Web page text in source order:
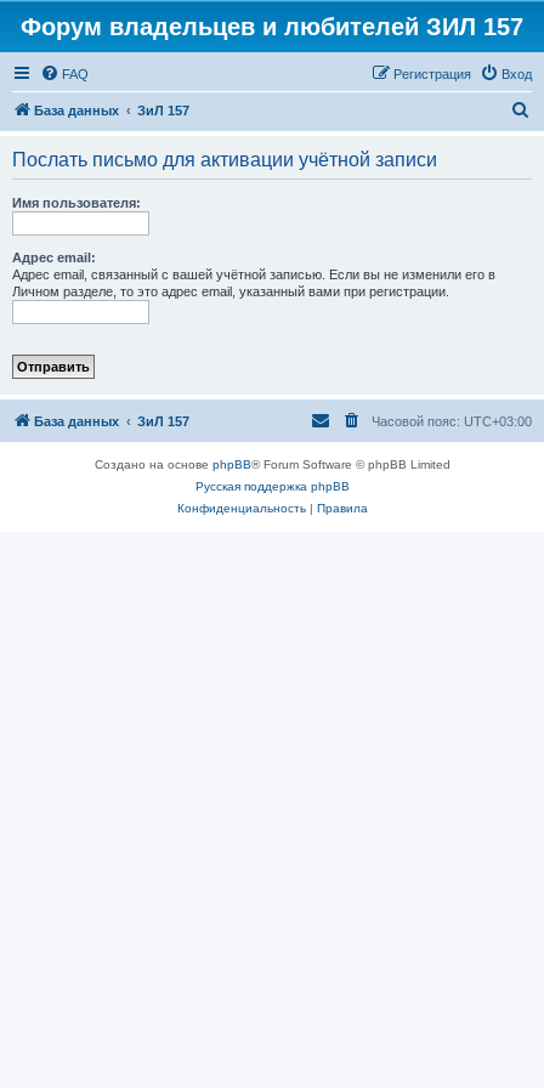
Форум владельцев и любителей ЗИЛ 157
FAQ Вход
Регистрация
База данных ЗиЛ 157
Послать письмо для активации учётной записи
Имя пользователя:
Адрес email:
Адрес email, связанный с вашей учётной записью. Если вы не изменили его в
Личном разделе, то это адрес email, указанный вами при регистрации.
База данных ЗиЛ 157 Часовой пояс: UTC+03:00
Создано на основе phpBB® Forum Software © phpBB Limited
Русская поддержка phpBB
Конфиденциальность| Правила